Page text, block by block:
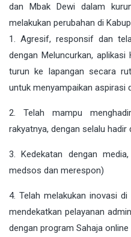
dan Mbak Dewi dalam
melakukan perubahan di
1. Agresif, responsif dan
dengan Meluncurkan, aplikasi
turun ke lapangan secara
untuk menyampaikan aspirasi
2. Telah mampu
rakyatnya, dengan selalu
3. Kedekatan dengan
medsos dan merespon)
4. Telah melakukan inovasi di
mendekatkan pelayanan
dengan program Sahaja online